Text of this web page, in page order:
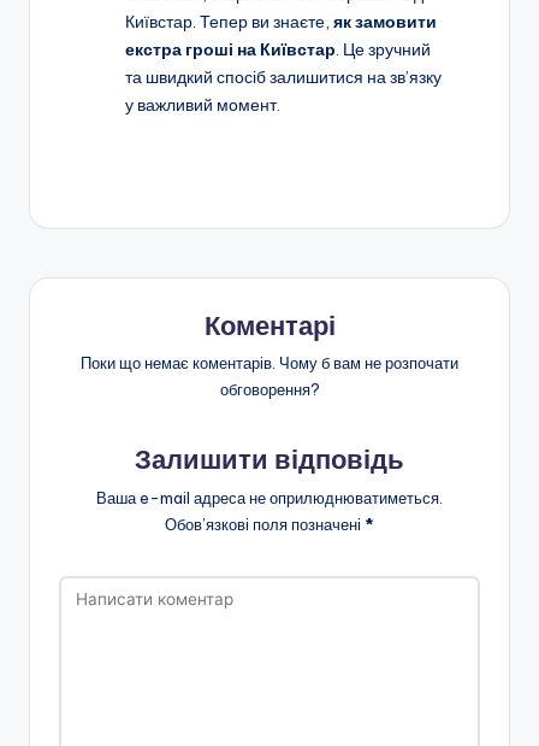
Київстар. Тепер ви знаєте, як замовити
екстра гроші на Київстар . Це зручний
та швидкий спосіб залишитися на зв’язку
у важливий момент.
Коментарі
Поки що немає коментарів. Чому б вам не розпочати
обговорення?
Залишити відповідь
Ваша e-mail адреса не оприлюднюватиметься.
Обов’язкові поля позначені *